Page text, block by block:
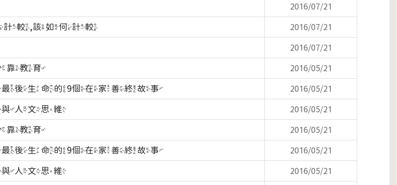
2016/07/21
計較,該如何計較 2016/07/21
2016/07/21
靠教育 2016/05/21
後生命的9個在家善終故事 2016/05/21
人文思維 2016/05/21
靠教育 2016/05/21
後生命的9個在家善終故事 2016/05/21
人文思維 2016/05/21